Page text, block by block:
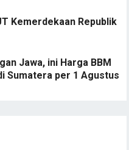
Kemerdekaan Republik
Jawa, ini Harga BBM
Sumatera per 1 Agustus